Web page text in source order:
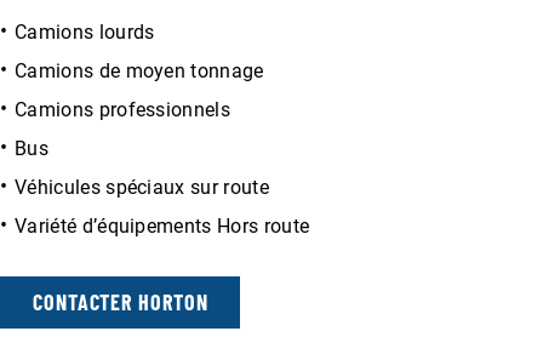
Camions lourds
Camions de moyen tonnage
Camions professionnels
Bus
Véhicules spéciaux sur route
Variété d’équipements Hors route
CONTACTER HORTON